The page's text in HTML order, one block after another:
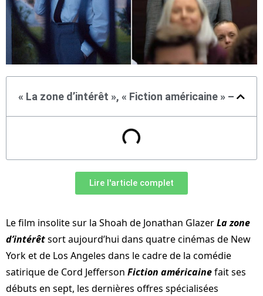
« La zone d’intérêt », « Fiction américaine » –
Lire l'article complet
Le film insolite sur la Shoah de Jonathan GlazerLa zone
d’intérêtsort aujourd’hui dans quatre cinémas de New
York et de Los Angeles dans le cadre de la comédie
satirique de Cord Jefferson Fiction américainefait ses
débuts en sept, les dernières offres spécialisées